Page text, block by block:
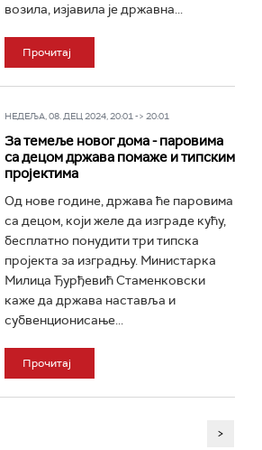
возила, изјавила је државна...
Прочитај
НЕДЕЉА, 08. ДЕЦ 2024, 20:01 -> 20:01
За темеље новог дома - паровима
са децом држава помаже и типским
пројектима
Од нове године, држава ће паровима
са децом, који желе да изграде кућу,
бесплатно понудити три типска
пројекта за изградњу. Министарка
Милица Ђурђевић Стаменковски
каже да држава наставља и
субвенционисање...
Прочитај
>